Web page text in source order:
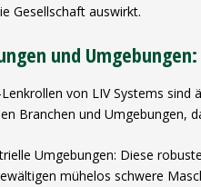
Gesellschaft auswirkt.
und Umgebungen:
von LIV Systems sind
Branchen und Umgebungen,
Umgebungen: Diese
mühelos schwere